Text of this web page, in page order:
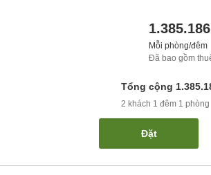
Mỗi phòng/đêm
Đã bao gồm
Tổng cộng
2 khách 1 đêm 1 phòng
Đặt